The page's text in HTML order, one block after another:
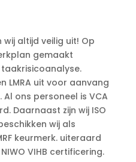
altijd veilig uit! Op
gemaakt
LMRA uit voor aanvang
ons personeel is VCA
Daarnaast zijn wij ISO
wij als
keurmerk. uiteraard
VIHB certificering.